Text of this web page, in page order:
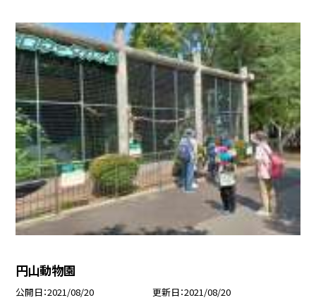
円山動物園
公開日 2021/08/20 更新日 2021/08/20